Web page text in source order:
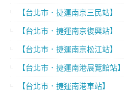
【台北市．捷運南京三民站】
【台北市．捷運南京復興站】
【台北市．捷運南京松江站】
【台北市．捷運南港展覽館站】
【台北市．捷運南港車站】